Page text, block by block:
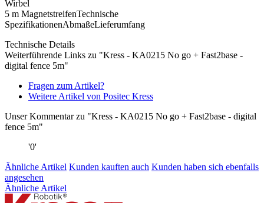
Wirbel
5 m MagnetstreifenTechnische
SpezifikationenAbmaßeLieferumfang
Technische Details
Weiterführende Links zu "Kress - KA0215 No go + Fast2base -
digital fence 5m"
Fragen zum Artikel?
Weitere Artikel von Positec Kress
Unser Kommentar zu "Kress - KA0215 No go + Fast2base - digital
fence 5m"
'0'
Ähnliche Artikel Kunden kauften auch Kunden haben sich ebenfalls
angesehen
Ähnliche Artikel